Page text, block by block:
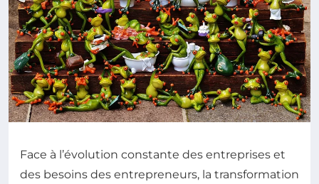
Face à l’évolution constante des entreprises et
des besoins des entrepreneurs, la transformation